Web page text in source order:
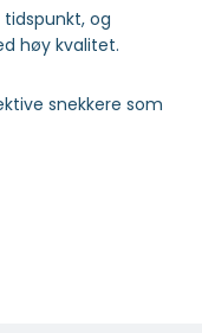
og
høy kvalitet.
snekkere som